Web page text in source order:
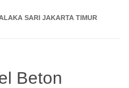
SARI JAKARTA TIMUR
Beton